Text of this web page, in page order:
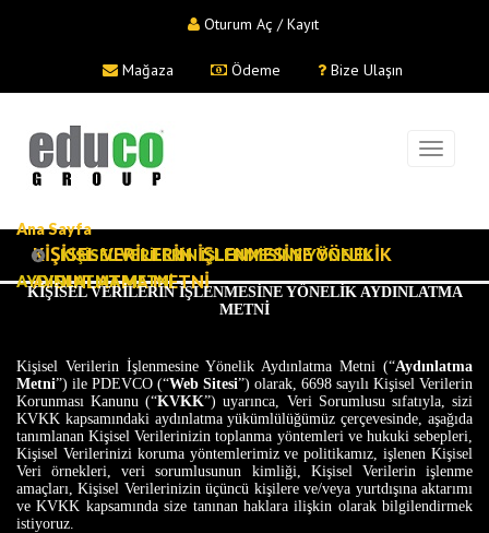
Oturum Aç / Kayıt
Mağaza Ödeme Bize Ulaşın
KİŞİSEL VERİLERİN İŞLENMESİNE YÖNELİK
AYDINLATMA METNİ
Ana Sayfa
KİŞİSEL VERİLERİN İŞLENMESİNE YÖNELİK
AYDINLATMA METNİ
KİŞİSEL VERİLERİN İŞLENMESİNE YÖNELİK AYDINLATMA
METNİ
Kişisel Verilerin İşlenmesine Yönelik Aydınlatma Metni (“Aydınlatma
Metni”) ile PDEVCO (“Web Sitesi”) olarak, 6698 sayılı Kişisel Verilerin
Korunması Kanunu (“KVKK”) uyarınca, Veri Sorumlusu sıfatıyla, sizi
KVKK kapsamındaki aydınlatma yükümlülüğümüz çerçevesinde, aşağıda
tanımlanan Kişisel Verilerinizin toplanma yöntemleri ve hukuki sebepleri,
Kişisel Verilerinizi koruma yöntemlerimiz ve politikamız, işlenen Kişisel
Veri örnekleri, veri sorumlusunun kimliği, Kişisel Verilerin işlenme
amaçları, Kişisel Verilerinizin üçüncü kişilere ve/veya yurtdışına aktarımı
ve KVKK kapsamında size tanınan haklara ilişkin olarak bilgilendirmek
istiyoruz.